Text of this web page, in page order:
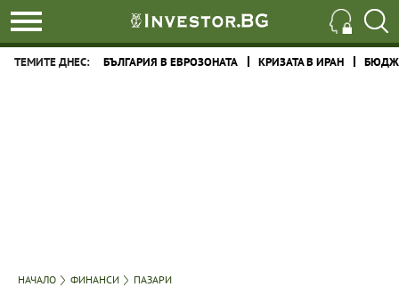
ТЕМИТЕ ДНЕС: БЪЛГАРИЯ В ЕВРОЗОНАТА КРИЗАТА В ИРАН
НАЧАЛО ФИНАНСИ ПАЗАРИ